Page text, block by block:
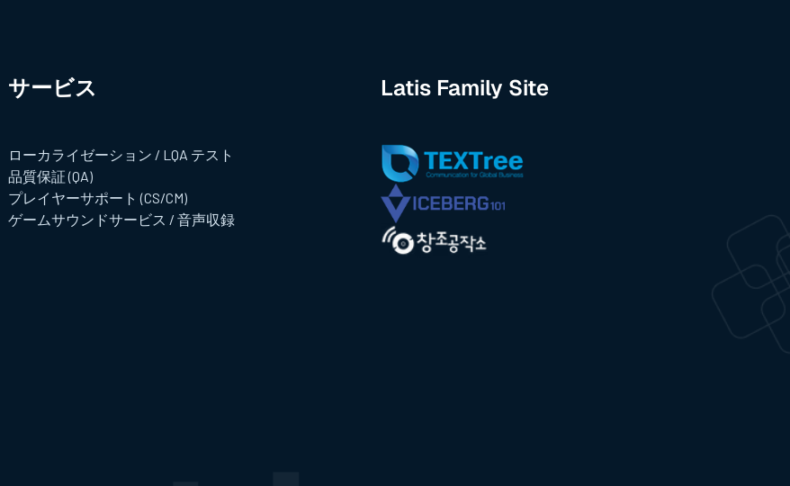
サービス​
ローカライゼーション / LQA テスト
品質保証 (QA)
プレイヤーサポート (CS/CM)
ゲームサウンドサービス / 音声収録
Latis Family Site